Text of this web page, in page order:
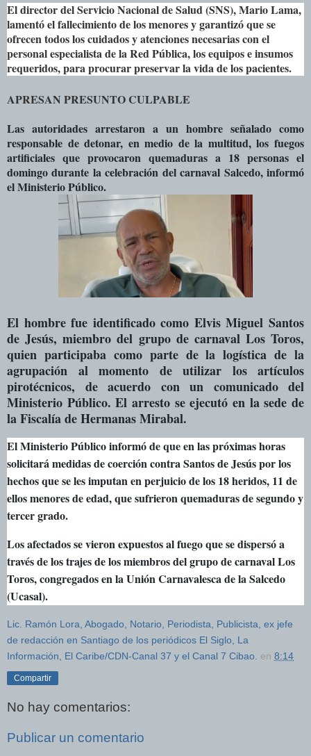
El director del Servicio Nacional de Salud (SNS), Mario Lama,
lamentó el fallecimiento de los menores y garantizó que se
ofrecen todos los cuidados y atenciones necesarias con el
personal especialista de la Red Pública, los equipos e insumos
requeridos, para procurar preservar la vida de los pacientes.
APRESAN PRESUNTO CULPABLE
Las autoridades arrestaron a un hombre señalado como
responsable de detonar, en medio de la multitud, los fuegos
artificiales que provocaron quemaduras a 18 personas el
domingo durante la celebración del carnaval Salcedo, informó
el Ministerio Público.
El hombre fue identificado como Elvis Miguel Santos
de Jesús, miembro del grupo de carnaval Los Toros,
quien participaba como parte de la logística de la
agrupación al momento de utilizar los artículos
pirotécnicos, de acuerdo con un comunicado del
Ministerio Público. El arresto se ejecutó en la sede de
la Fiscalía de Hermanas Mirabal.
El Ministerio Público informó de que en las próximas horas
solicitará medidas de coerción contra Santos de Jesús por los
hechos que se les imputan en perjuicio de los 18 heridos, 11 de
ellos menores de edad, que sufrieron quemaduras de segundo y
tercer grado.
Los afectados se vieron expuestos al fuego que se dispersó a
través de los trajes de los miembros del grupo de carnaval Los
Toros, congregados en la Unión Carnavalesca de la Salcedo
(Ucasal).
Lic. Ramón Lora, Abogado, Notario, Periodista, Publicista, ex jefe
de redacción en Santiago de los periódicos El Siglo, La
Información, El Caribe/CDN-Canal 37 y el Canal 7 Cibao. en 8:14
Compartir
No hay comentarios:
Publicar un comentario